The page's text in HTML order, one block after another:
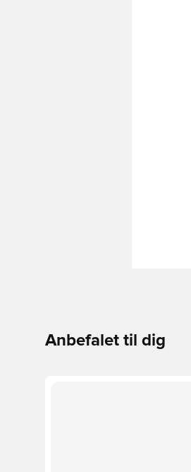
Anbefalet til dig